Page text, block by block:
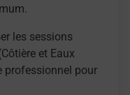
les sessions
et Eaux
professionnel pour